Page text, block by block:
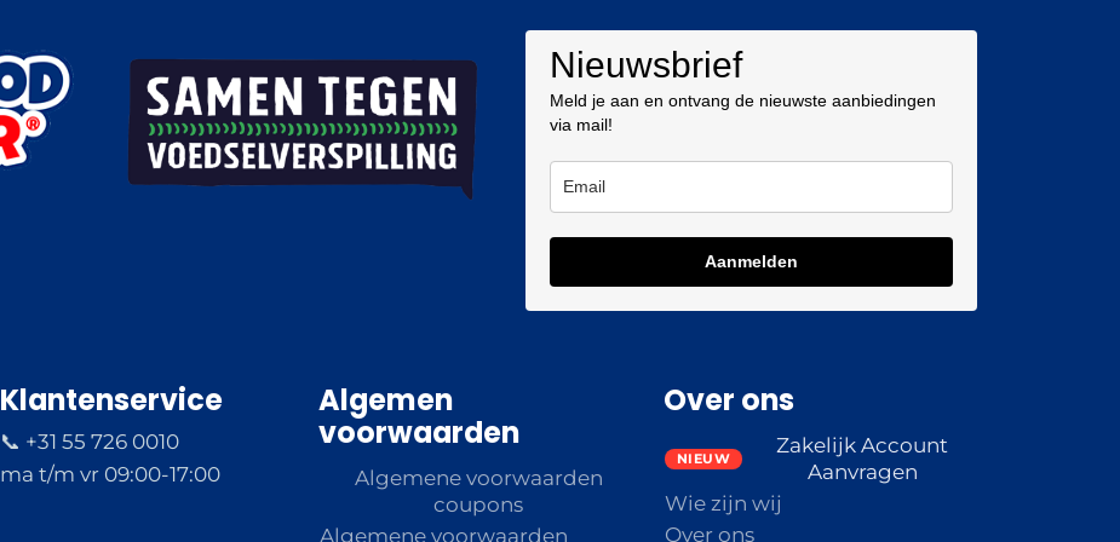
Nieuwsbrief
Meld je aan en ontvang de nieuwste aanbiedingen
via mail!
Aanmelden
Klantenservice
📞 +31 55 726 0010
ma t/m vr 09:00-17:00
Algemen
voorwaarden
Algemene voorwaarden
coupons
Algemene voorwaarden
Over ons
Zakelijk Account
Aanvragen
Wie zijn wij
Over ons